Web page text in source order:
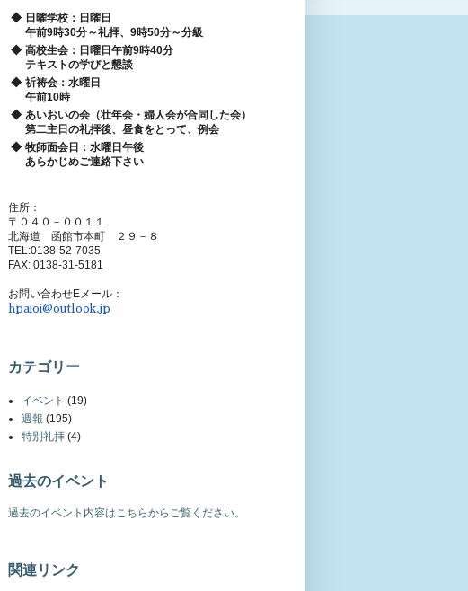
◆ 日曜学校：日曜日
午前9時30分～礼拝、9時50分～分級
◆ 高校生会：日曜日午前9時40分
テキストの学びと懇談
◆ 祈祷会：水曜日
午前10時
◆ あいおいの会（壮年会・婦人会が合同した会）
第二主日の礼拝後、昼食をとって、例会
◆ 牧師面会日：水曜日午後
あらかじめご連絡下さい
住所：
〒０４０－００１１
北海道 函館市本町 ２９－８
TEL:0138-52-7035
FAX: 0138-31-5181
お問い合わせEメール：
hpaioi@outlook.jp
カテゴリー
イベント (19)
週報 (195)
特別礼拝 (4)
過去のイベント
過去のイベント内容はこちらからご覧ください。
関連リンク